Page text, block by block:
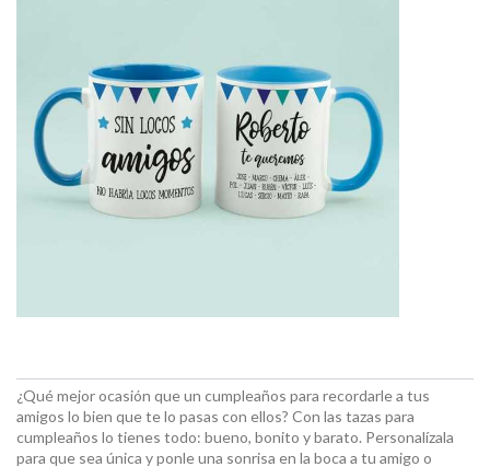
¿Qué mejor ocasión que un cumpleaños para recordarle a tus
amigos lo bien que te lo pasas con ellos? Con las tazas para
cumpleaños lo tienes todo: bueno, bonito y barato. Personalízala
para que sea única y ponle una sonrisa en la boca a tu amigo o